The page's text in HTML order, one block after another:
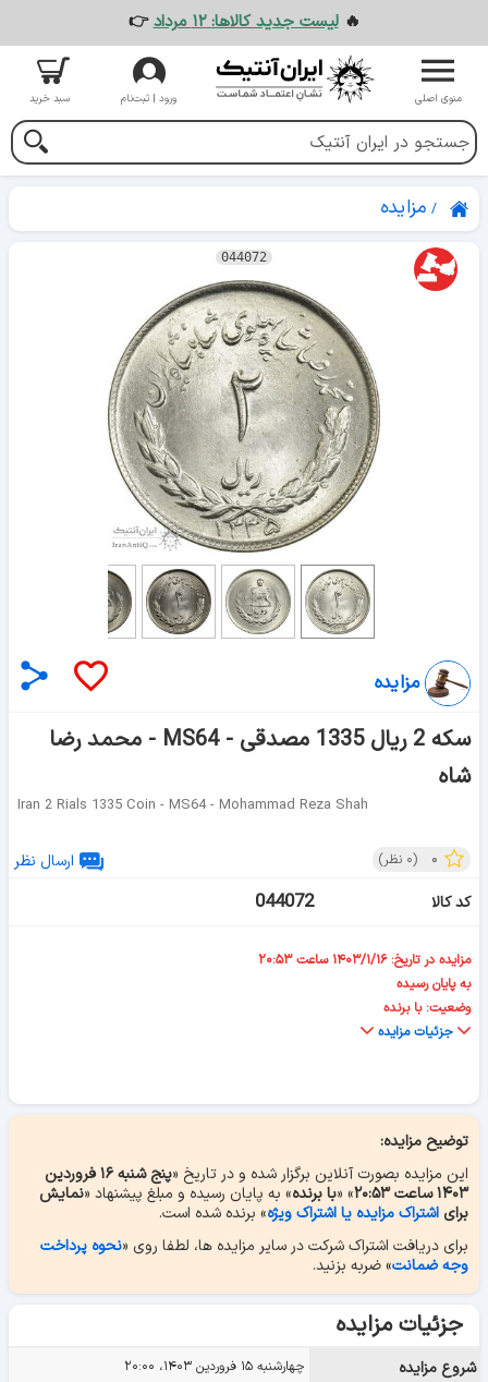
🔥لیست جدید کالاها: ۱۲ مرداد 👉
منوی اصلی ورود | ثبت‌نام سبد خرید
مزایده
044072
مزایده
سکه 2 ریال 1335 مصدقی - MS64 - محمد رضا
شاه
Iran 2 Rials 1335 Coin - MS64 - Mohammad Reza Shah
۰ (۰ نظر)
ارسال نظر
کد کالا
044072
مزایده در تاریخ: ۱۴۰۳/۱/۱۶ ساعت ۲۰:۵۳
به پایان رسیده
وضعیت: با برنده
جزئیات مزایده
توضیح مزایده:
این مزایده بصورت آنلاین برگزار شده و در تاریخ «
پنج شنبه ۱۶ فروردین
۱۴۰۳ ساعت ۲۰:۵۳
» «با برنده» به پایان رسیده و مبلغ پیشنهاد «نمایش
برای اشتراک مزایده یا اشتراک ویژه» برنده شده است.
برای دریافت اشتراک شرکت در سایر مزایده ها، لطفا روی «نحوه پرداخت
وجه ضمانت» ضربه بزنید.
جزئیات مزایده
شروع مزایده چهارشنبه ۱۵ فروردین ۱۴۰۳، ۲۰:۰۰